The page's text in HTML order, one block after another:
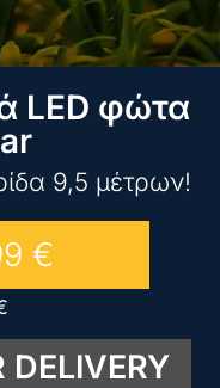
LED φώτα
9,5 μέτρων!
€
DELIVERY